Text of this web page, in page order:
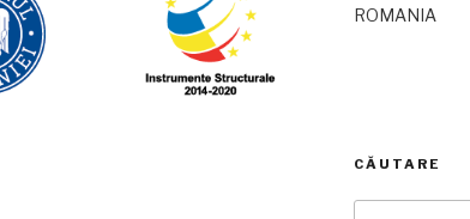
ROMANIA
CĂUTARE